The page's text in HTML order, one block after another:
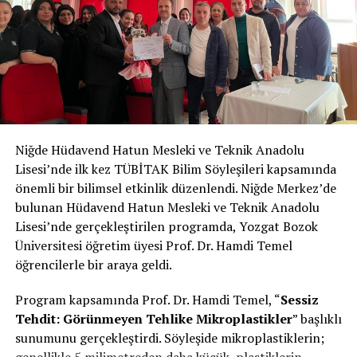
blood. Microplastics are even present in the placenta in
the womb; before a baby enters the world, it encounters
microplastics before it meets its mother. Researchers
have detected microplastics in human faeces and even
in clouds. In Antarctica, a study conducted by scientists
from Türkiye also found microplastics. Our salt and tap
water contain microplastics as well. We have trapped
our homes, ourselves and the world in plastic.”
From the Lungs to the Brain, From the Heart to
Cancer: What Do Microplastics Do in the Body?
Listing the organs that microplastics reach in the body,
Temel said, “Because we inhale them through the air,
researchers have detected microplastics in the lungs.
They enter our cells through the bloodstream. An
incredible amount of microplastic has also accumulated
in brain tissue.”
Niğde Hüdavend Hatun Mesleki ve Teknik Anadolu
Lisesi’nde ilk kez TÜBİTAK Bilim Söyleşileri kapsamında
önemli bir bilimsel etkinlik düzenlendi. Niğde Merkez’de
bulunan Hüdavend Hatun Mesleki ve Teknik Anadolu
Lisesi’nde gerçekleştirilen programda, Yozgat Bozok
Üniversitesi öğretim üyesi Prof. Dr. Hamdi Temel
öğrencilerle bir araya geldi.
Program kapsamında Prof. Dr. Hamdi Temel, “Sessiz
Tehdit: Görünmeyen Tehlike Mikroplastikler” başlıklı
sunumunu gerçekleştirdi. Söyleşide mikroplastiklerin;